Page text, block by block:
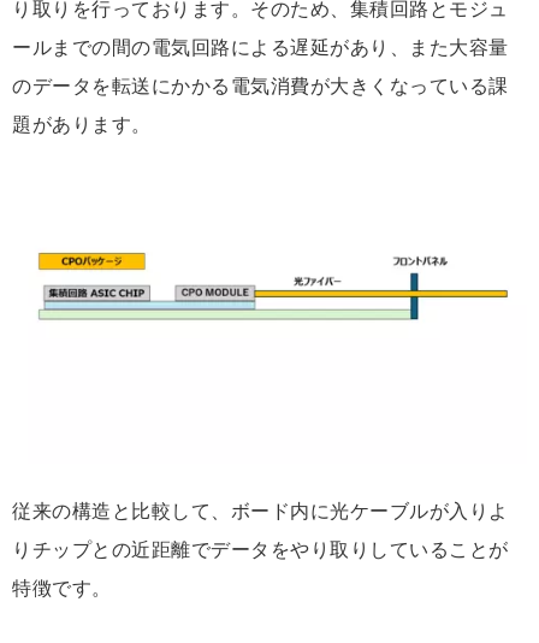
り取りを行っております。そのため、集積回路とモジュ
ールまでの間の電気回路による遅延があり、また大容量
のデータを転送にかかる電気消費が大きくなっている課
題があります。
従来の構造と比較して、ボード内に光ケーブルが入りよ
りチップとの近距離でデータをやり取りしていることが
特徴です。